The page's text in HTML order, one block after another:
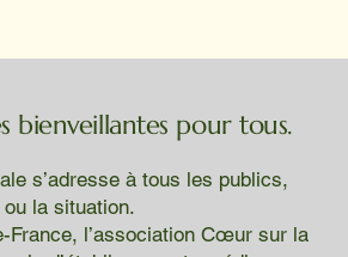
bienveillantes pour tous.
s’adresse à tous les publics,
ou la situation.
France, l’association Cœur sur la